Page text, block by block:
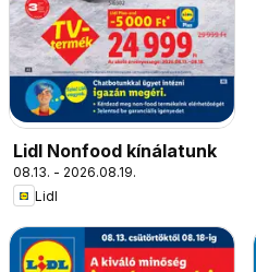
Lidl Nonfood kínálatunk
08.13. - 2026.08.19.
Lidl